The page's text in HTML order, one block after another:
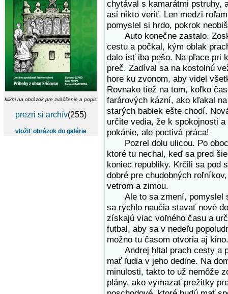
klikni na obrázok pre zväčšenie a popis
prezri si archív(255)
vložiť obrázok do galérie
chytával s kamarátmi pstruhy,
asi nikto veriť. Len medzi
pomyslel si hrdo, pokrok
Auto konečne zastalo.
cestu a počkal, kým oblak
dalo ísť iba pešo. Na pľace pri
preč. Zadíval sa na kostolnú
hore ku zvonom, aby videl
Rovnako tiež na tom, koľko
farárových kázní, ako kľakal
starých babiek ešte chodí.
určite vedia, že k spokojnosti
pokánie, ale poctivá práca!
Pozrel dolu ulicou. Po
ktoré tu nechal, keď sa pred
koniec republiky. Krčili sa pod
dobré pre chudobných
vetrom a zimou.
Ale to sa zmení, pomyslel
sa rýchlo naučia stavať nové
získajú viac voľného času a
futbal, aby sa v nedeľu
možno tu časom otvoria aj kino.
Andrej hltal prach cesty a
mať ľudia v jeho dedine. Na
minulosti, takto to už nemôže
plány, ako vymazať prežitky